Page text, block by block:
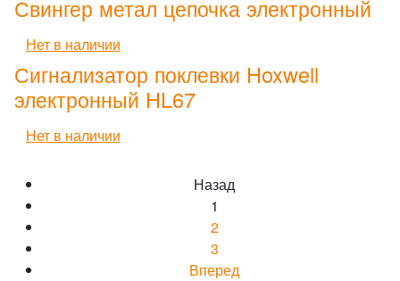
Свингер метал цепочка электронный
Нет в наличии
Сигнализатор поклевки Hoxwell
электронный HL67
Нет в наличии
Назад
1
2
3
Вперед